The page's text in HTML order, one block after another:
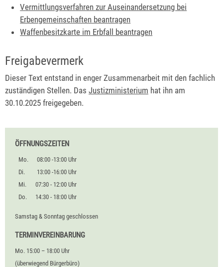
Vermittlungsverfahren zur Auseinandersetzung bei
Erbengemeinschaften beantragen
Waffenbesitzkarte im Erbfall beantragen
Freigabevermerk
Dieser Text entstand in enger Zusammenarbeit mit den fachlich
zuständigen Stellen. Das Justizministerium hat ihn am
30.10.2025 freigegeben.
ÖFFNUNGSZEITEN
Mo.
08:00 -13:00 Uhr
Di.
13:00 -16:00 Uhr
Mi.
07:30 - 12:00 Uhr
Do.
14:30 - 18:00 Uhr
Samstag & Sonntag geschlossen
TERMINVEREINBARUNG
Mo. 15:00 – 18:00 Uhr
(überwiegend Bürgerbüro)